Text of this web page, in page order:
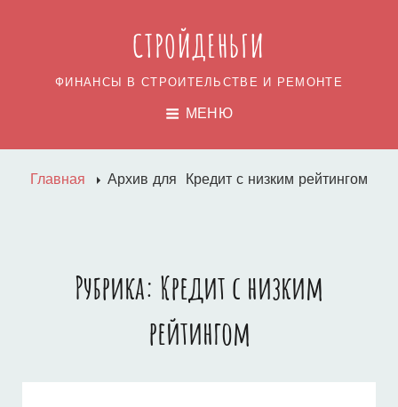
СТРОЙДЕНЬГИ
ФИНАНСЫ В СТРОИТЕЛЬСТВЕ И РЕМОНТЕ
МЕНЮ
Главная Архив для Кредит с низким рейтингом
Рубрика: Кредит с низким
рейтингом